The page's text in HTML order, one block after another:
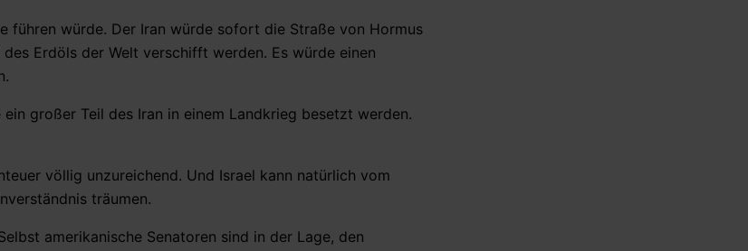
führen würde. Der Iran würde sofort die Straße von Hormus
Erdöls der Welt verschifft werden. Es würde einen
großer Teil des Iran in einem Landkrieg besetzt werden.
völlig unzureichend. Und Israel kann natürlich vom
träumen.
amerikanische Senatoren sind in der Lage, den